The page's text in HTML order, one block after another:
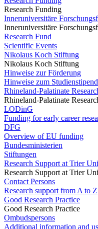
Research Funding
Inneruniversitäre
Inneruniversitäre
Research Fund
Scientific Events
Nikolaus Koch Stiftung
Nikolaus Koch Stiftung
Hinweise zur Förderung
Hinweise zum
Rhineland-Palatinate
Rhineland-Palatinate
LODinG
Funding for early career
DFG
Overview of EU funding
Bundesministerien
Stiftungen
Research Support at Trier
Research Support at Trier
Contact Persons
Research support from A to Z
Good Research Practice
Good Research Practice
Ombudspersons
Additional information and